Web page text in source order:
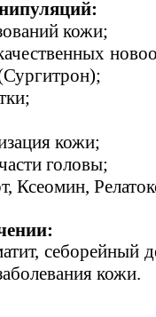
кожи;
кожи;
головы;
Ксеомин,
себорейный
кожи.